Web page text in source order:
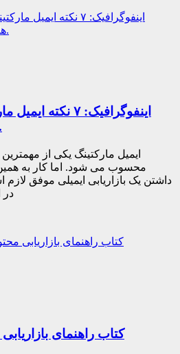
اینفوگرافیک: ۷
هایتان
ایمیل مارکتینگ یکی از
محسوب می شود. اما کار به
داشتن یک بازاریابی ایمیلی موفق
در
کتاب راهنمای